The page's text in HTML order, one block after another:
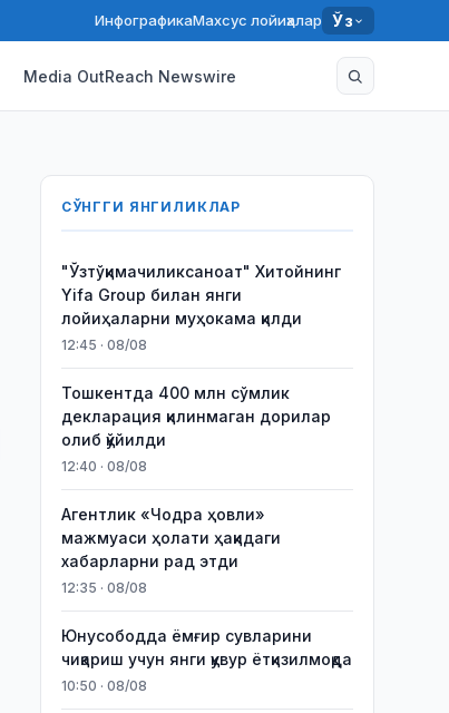
ИнфографикаМахсус лойиҳалар Ўз
Media OutReach Newswire
СЎНГГИ ЯНГИЛИКЛАР
"Ўзтўқимачиликсаноат" Хитойнинг
Yifa Group билан янги
лойиҳаларни муҳокама қилди
12:45 · 08/08
Тошкентда 400 млн сўмлик
декларация қилинмаган дорилар
олиб қўйилди
12:40 · 08/08
Агентлик «Чодра ҳовли»
мажмуаси ҳолати ҳақидаги
хабарларни рад этди
12:35 · 08/08
Юнусободда ёмғир сувларини
чиқариш учун янги қувур ётқизилмоқда
10:50 · 08/08